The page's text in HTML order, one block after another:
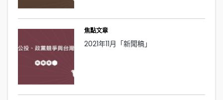
焦點文章
2021年11月「新聞稿」